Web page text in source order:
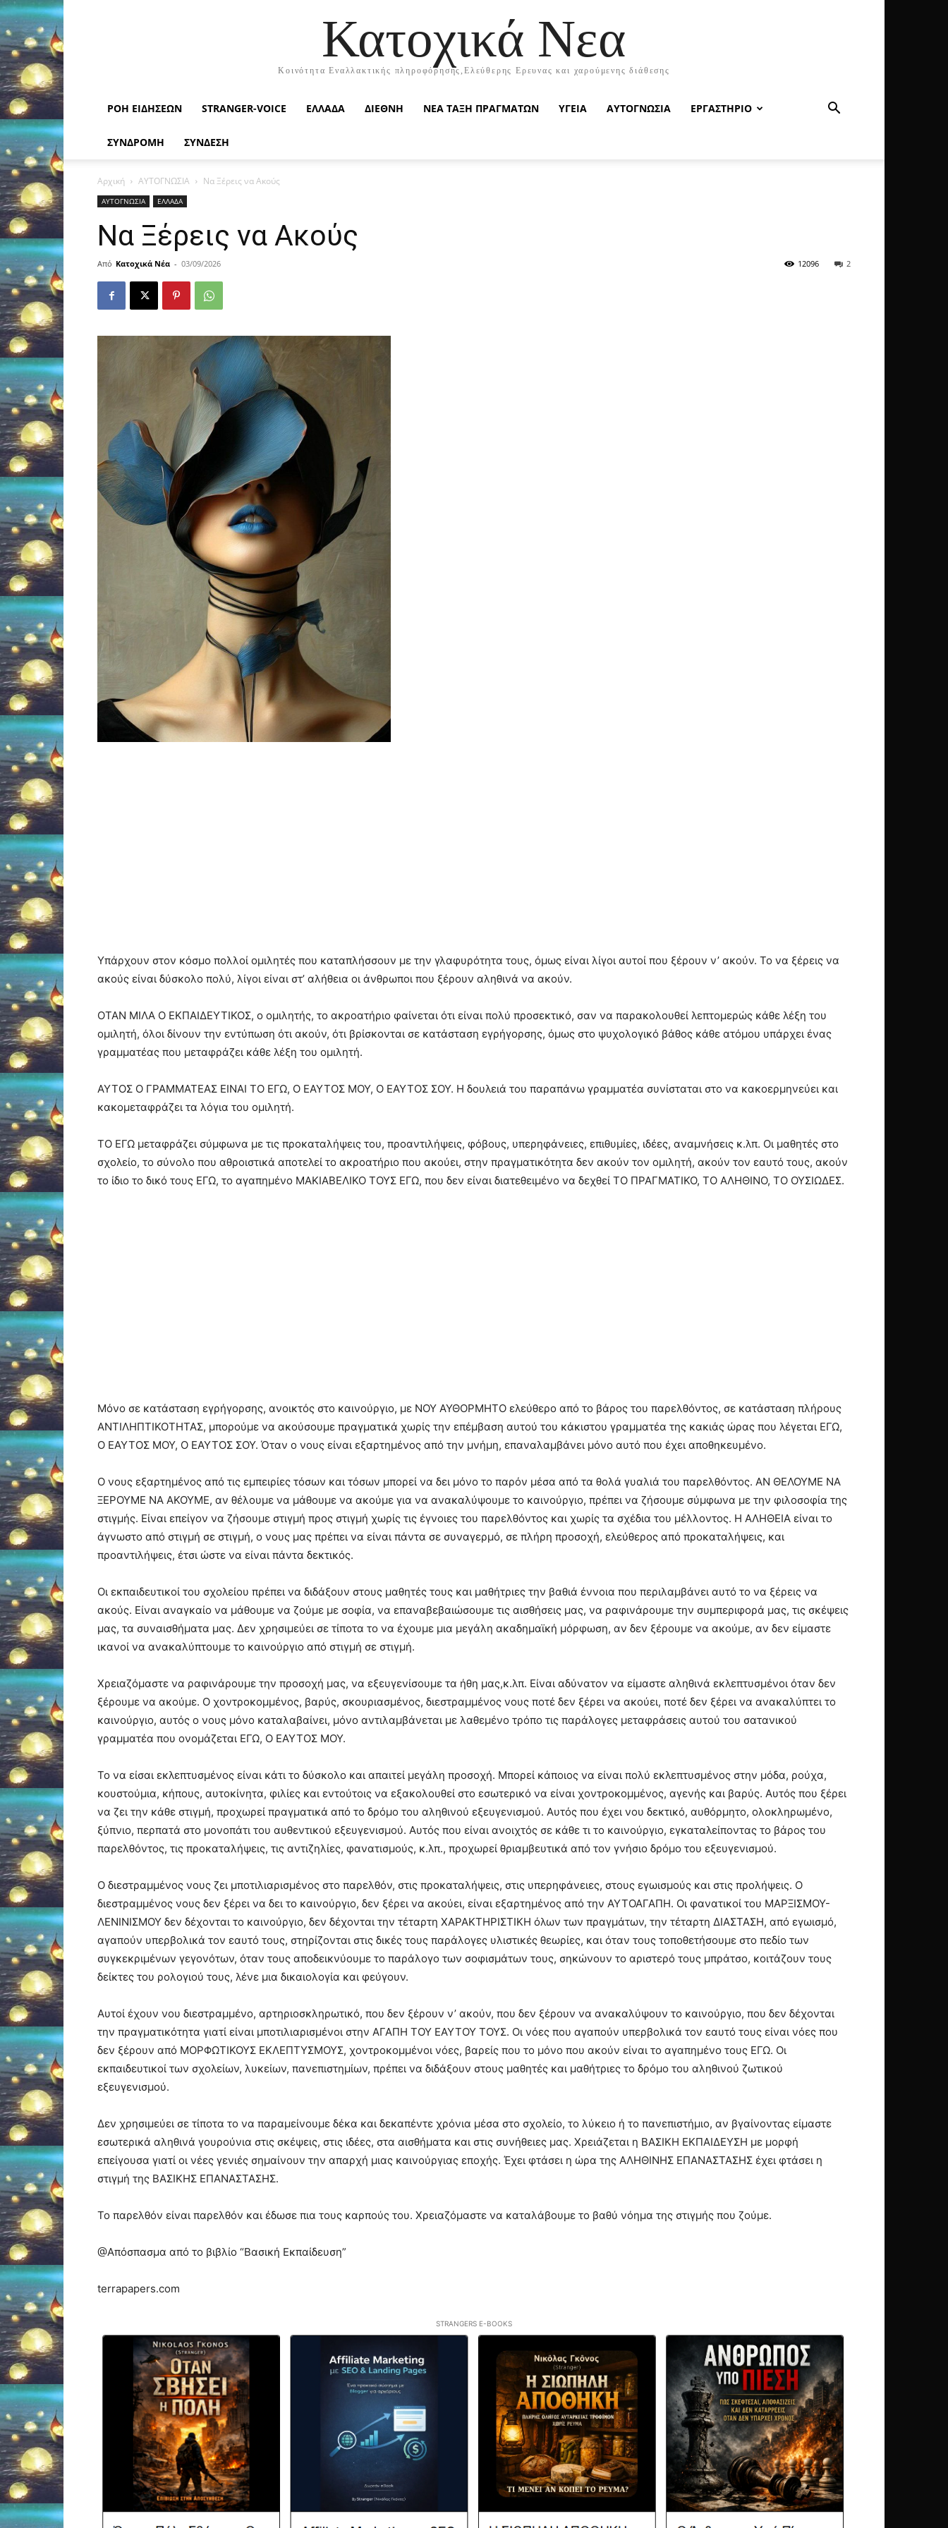
Κατοχικά Νεα
Κοινότητα Εναλλακτικής πληροφόρησης,Ελεύθερης Ερευνας και χαρούμενης διάθεσης
ΡΟΉ ΕΙΔΉΣΕΩΝ STRANGER-VOICE ΕΛΛΑΔΑ ΔΙΕΘΝΗ ΝΕΑ ΤΑΞΗ ΠΡΑΓΜΑΤΩΝ ΥΓΕΙΑ ΑΥΤΟΓΝΩΣΙΑ ΕΡΓΑΣΤΗΡΙΟ
ΣΥΝΔΡΟΜΗ ΣΥΝΔΕΣΗ
Αρχική ΑΥΤΟΓΝΩΣΙΑ Να Ξέρεις να Ακούς
ΑΥΤΟΓΝΩΣΙΑ ΕΛΛΑΔΑ
Να Ξέρεις να Ακούς
Από Κατοχικά Νέα - 03/09/2026 2
12096
Υπάρχουν στον κόσμο πολλοί ομιλητές που καταπλήσσουν με την γλαφυρότητα τους, όμως είναι λίγοι αυτοί που ξέρουν ν’ ακούν. Το να ξέρεις να
ακούς είναι δύσκολο πολύ, λίγοι είναι στ’ αλήθεια οι άνθρωποι που ξέρουν αληθινά να ακούν.
ΟΤΑΝ ΜΙΛΑ Ο ΕΚΠΑΙΔΕΥΤΙΚΟΣ, ο ομιλητής, το ακροατήριο φαίνεται ότι είναι πολύ προσεκτικό, σαν να παρακολουθεί λεπτομερώς κάθε λέξη του
ομιλητή, όλοι δίνουν την εντύπωση ότι ακούν, ότι βρίσκονται σε κατάσταση εγρήγορσης, όμως στο ψυχολογικό βάθος κάθε ατόμου υπάρχει ένας
γραμματέας που μεταφράζει κάθε λέξη του ομιλητή.
ΑΥΤΟΣ Ο ΓΡΑΜΜΑΤΕΑΣ ΕΙΝΑΙ ΤΟ ΕΓΩ, Ο ΕΑΥΤΟΣ ΜΟΥ, Ο ΕΑΥΤΟΣ ΣΟΥ. Η δουλειά του παραπάνω γραμματέα συνίσταται στο να κακοερμηνεύει και
κακομεταφράζει τα λόγια του ομιλητή.
ΤΟ ΕΓΩ μεταφράζει σύμφωνα με τις προκαταλήψεις του, προαντιλήψεις, φόβους, υπερηφάνειες, επιθυμίες, ιδέες, αναμνήσεις κ.λπ. Οι μαθητές στο
σχολείο, το σύνολο που αθροιστικά αποτελεί το ακροατήριο που ακούει, στην πραγματικότητα δεν ακούν τον ομιλητή, ακούν τον εαυτό τους, ακούν
το ίδιο το δικό τους ΕΓΩ, το αγαπημένο ΜΑΚΙΑΒΕΛΙΚΟ ΤΟΥΣ ΕΓΩ, που δεν είναι διατεθειμένο να δεχθεί ΤΟ ΠΡΑΓΜΑΤΙΚΟ, ΤΟ ΑΛΗΘΙΝΟ, ΤΟ ΟΥΣΙΩΔΕΣ.
Μόνο σε κατάσταση εγρήγορσης, ανοικτός στο καινούργιο, με ΝΟΥ ΑΥΘΟΡΜΗΤΟ ελεύθερο από το βάρος του παρελθόντος, σε κατάσταση πλήρους
ΑΝΤΙΛΗΠΤΙΚΟΤΗΤΑΣ, μπορούμε να ακούσουμε πραγματικά χωρίς την επέμβαση αυτού του κάκιστου γραμματέα της κακιάς ώρας που λέγεται ΕΓΩ,
Ο ΕΑΥΤΟΣ ΜΟΥ, Ο ΕΑΥΤΟΣ ΣΟΥ. Όταν ο νους είναι εξαρτημένος από την μνήμη, επαναλαμβάνει μόνο αυτό που έχει αποθηκευμένο.
Ο νους εξαρτημένος από τις εμπειρίες τόσων και τόσων μπορεί να δει μόνο το παρόν μέσα από τα θολά γυαλιά του παρελθόντος. ΑΝ ΘΕΛΟΥΜΕ ΝΑ
ΞΕΡΟΥΜΕ ΝΑ ΑΚΟΥΜΕ, αν θέλουμε να μάθουμε να ακούμε για να ανακαλύψουμε το καινούργιο, πρέπει να ζήσουμε σύμφωνα με την φιλοσοφία της
στιγμής. Είναι επείγον να ζήσουμε στιγμή προς στιγμή χωρίς τις έγνοιες του παρελθόντος και χωρίς τα σχέδια του μέλλοντος. Η ΑΛΗΘΕΙΑ είναι το
άγνωστο από στιγμή σε στιγμή, ο νους μας πρέπει να είναι πάντα σε συναγερμό, σε πλήρη προσοχή, ελεύθερος από προκαταλήψεις, και
προαντιλήψεις, έτσι ώστε να είναι πάντα δεκτικός.
Οι εκπαιδευτικοί του σχολείου πρέπει να διδάξουν στους μαθητές τους και μαθήτριες την βαθιά έννοια που περιλαμβάνει αυτό το να ξέρεις να
ακούς. Είναι αναγκαίο να μάθουμε να ζούμε με σοφία, να επαναβεβαιώσουμε τις αισθήσεις μας, να ραφινάρουμε την συμπεριφορά μας, τις σκέψεις
μας, τα συναισθήματα μας. Δεν χρησιμεύει σε τίποτα το να έχουμε μια μεγάλη ακαδημαϊκή μόρφωση, αν δεν ξέρουμε να ακούμε, αν δεν είμαστε
ικανοί να ανακαλύπτουμε το καινούργιο από στιγμή σε στιγμή.
Χρειαζόμαστε να ραφινάρουμε την προσοχή μας, να εξευγενίσουμε τα ήθη μας,κ.λπ. Είναι αδύνατον να είμαστε αληθινά εκλεπτυσμένοι όταν δεν
ξέρουμε να ακούμε. Ο χοντροκομμένος, βαρύς, σκουριασμένος, διεστραμμένος νους ποτέ δεν ξέρει να ακούει, ποτέ δεν ξέρει να ανακαλύπτει το
καινούργιο, αυτός ο νους μόνο καταλαβαίνει, μόνο αντιλαμβάνεται με λαθεμένο τρόπο τις παράλογες μεταφράσεις αυτού του σατανικού
γραμματέα που ονομάζεται ΕΓΩ, Ο ΕΑΥΤΟΣ ΜΟΥ.
Το να είσαι εκλεπτυσμένος είναι κάτι το δύσκολο και απαιτεί μεγάλη προσοχή. Μπορεί κάποιος να είναι πολύ εκλεπτυσμένος στην μόδα, ρούχα,
κουστούμια, κήπους, αυτοκίνητα, φιλίες και εντούτοις να εξακολουθεί στο εσωτερικό να είναι χοντροκομμένος, αγενής και βαρύς. Αυτός που ξέρει
να ζει την κάθε στιγμή, προχωρεί πραγματικά από το δρόμο του αληθινού εξευγενισμού. Αυτός που έχει νου δεκτικό, αυθόρμητο, ολοκληρωμένο,
ξύπνιο, περπατά στο μονοπάτι του αυθεντικού εξευγενισμού. Αυτός που είναι ανοιχτός σε κάθε τι το καινούργιο, εγκαταλείποντας το βάρος του
παρελθόντος, τις προκαταλήψεις, τις αντιζηλίες, φανατισμούς, κ.λπ., προχωρεί θριαμβευτικά από τον γνήσιο δρόμο του εξευγενισμού.
Ο διεστραμμένος νους ζει μποτιλιαρισμένος στο παρελθόν, στις προκαταλήψεις, στις υπερηφάνειες, στους εγωισμούς και στις προλήψεις. Ο
διεστραμμένος νους δεν ξέρει να δει το καινούργιο, δεν ξέρει να ακούει, είναι εξαρτημένος από την ΑΥΤΟΑΓΑΠΗ. Οι φανατικοί του ΜΑΡΞΙΣΜΟΥ-
ΛΕΝΙΝΙΣΜΟΥ δεν δέχονται το καινούργιο, δεν δέχονται την τέταρτη ΧΑΡΑΚΤΗΡΙΣΤΙΚΗ όλων των πραγμάτων, την τέταρτη ΔΙΑΣΤΑΣΗ, από εγωισμό,
αγαπούν υπερβολικά τον εαυτό τους, στηρίζονται στις δικές τους παράλογες υλιστικές θεωρίες, και όταν τους τοποθετήσουμε στο πεδίο των
συγκεκριμένων γεγονότων, όταν τους αποδεικνύουμε το παράλογο των σοφισμάτων τους, σηκώνουν το αριστερό τους μπράτσο, κοιτάζουν τους
δείκτες του ρολογιού τους, λένε μια δικαιολογία και φεύγουν.
Αυτοί έχουν νου διεστραμμένο, αρτηριοσκληρωτικό, που δεν ξέρουν ν’ ακούν, που δεν ξέρουν να ανακαλύψουν το καινούργιο, που δεν δέχονται
την πραγματικότητα γιατί είναι μποτιλιαρισμένοι στην ΑΓΑΠΗ ΤΟΥ ΕΑΥΤΟΥ ΤΟΥΣ. Οι νόες που αγαπούν υπερβολικά τον εαυτό τους είναι νόες που
δεν ξέρουν από ΜΟΡΦΩΤΙΚΟΥΣ ΕΚΛΕΠΤΥΣΜΟΥΣ, χοντροκομμένοι νόες, βαρείς που το μόνο που ακούν είναι το αγαπημένο τους ΕΓΩ. Οι
εκπαιδευτικοί των σχολείων, λυκείων, πανεπιστημίων, πρέπει να διδάξουν στους μαθητές και μαθήτριες το δρόμο του αληθινού ζωτικού
εξευγενισμού.
Δεν χρησιμεύει σε τίποτα το να παραμείνουμε δέκα και δεκαπέντε χρόνια μέσα στο σχολείο, το λύκειο ή το πανεπιστήμιο, αν βγαίνοντας είμαστε
εσωτερικά αληθινά γουρούνια στις σκέψεις, στις ιδέες, στα αισθήματα και στις συνήθειες μας. Χρειάζεται η ΒΑΣΙΚΗ ΕΚΠΑΙΔΕΥΣΗ με μορφή
επείγουσα γιατί οι νέες γενιές σημαίνουν την απαρχή μιας καινούργιας εποχής. Έχει φτάσει η ώρα της ΑΛΗΘΙΝΗΣ ΕΠΑΝΑΣΤΑΣΗΣ έχει φτάσει η
στιγμή της ΒΑΣΙΚΗΣ ΕΠΑΝΑΣΤΑΣΗΣ.
Το παρελθόν είναι παρελθόν και έδωσε πια τους καρπούς του. Χρειαζόμαστε να καταλάβουμε το βαθύ νόημα της στιγμής που ζούμε.
@Απόσπασμα από το βιβλίο “Βασική Εκπαίδευση”
terrapapers.com
STRANGERS E-BOOKS